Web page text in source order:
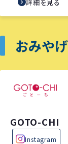
詳細を見る
おみや
GOTO-CHI
Instagram